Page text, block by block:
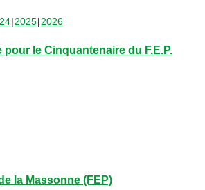
2025 2026
le Cinquantenaire du F.E.P.
la Massonne (FEP)